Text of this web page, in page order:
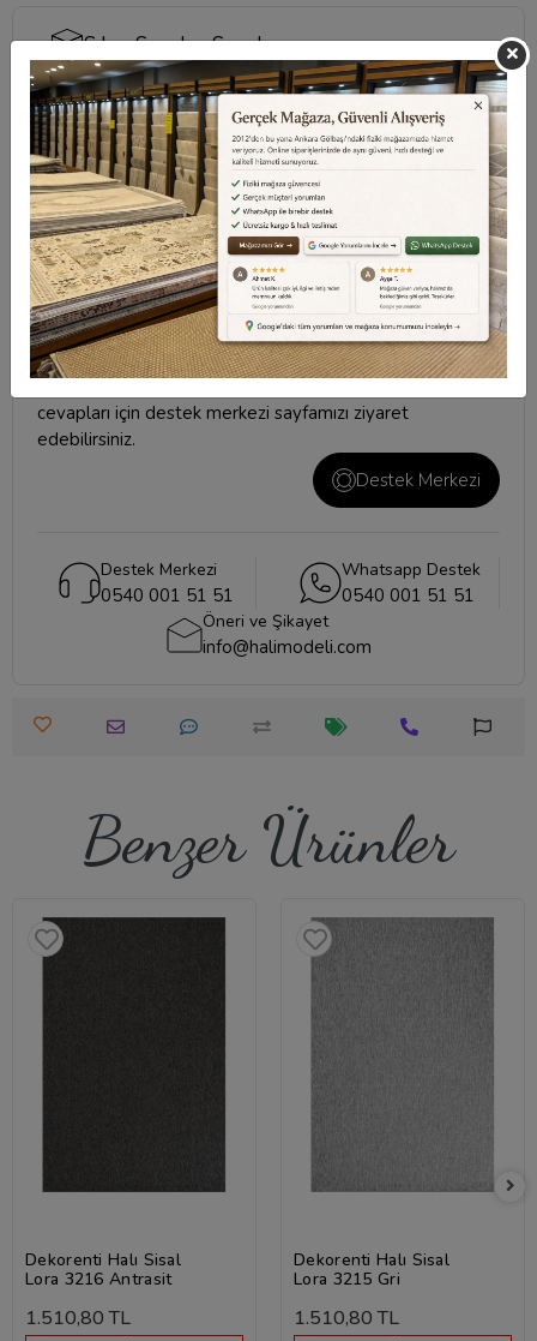
Sıkça Sorulan Sorular
Taksit Seçenekleri
Değerlendirmeler
Destek Merkezi
cevapları için destek merkezi sayfamızı ziyaret
edebilirsiniz.
Destek Merkezi
Destek Merkezi
0540 001 51 51
Whatsapp Destek
0540 001 51 51
Öneri ve Şikayet
info@halimodeli.com
Benzer Ürünler
Dekorenti Halı Sisal
Lora 3216 Antrasit
1.510,80 TL
Dekorenti Halı Sisal
Lora 3215 Gri
1.510,80 TL